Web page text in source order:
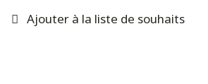
Ajouter à la liste de souhaits